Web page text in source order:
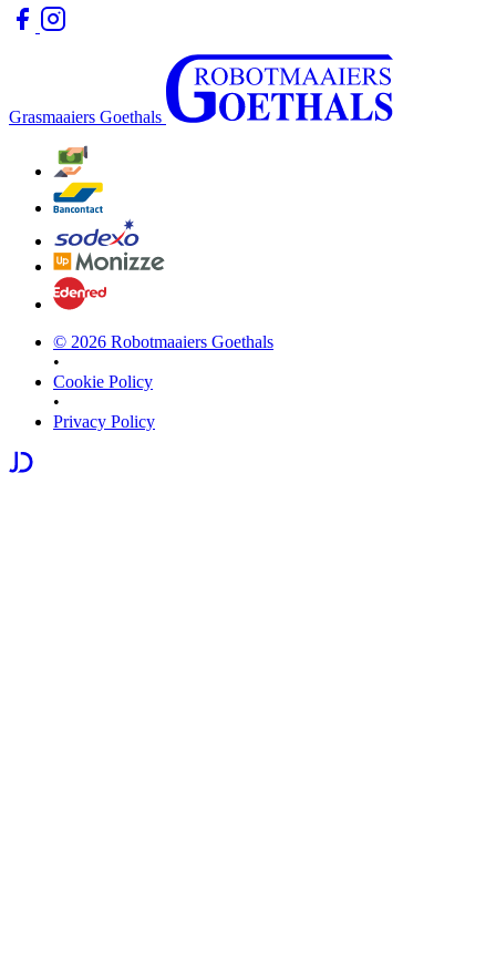
Grasmaaiers Goethals
© 2026 Robotmaaiers Goethals
•
Cookie Policy
•
Privacy Policy